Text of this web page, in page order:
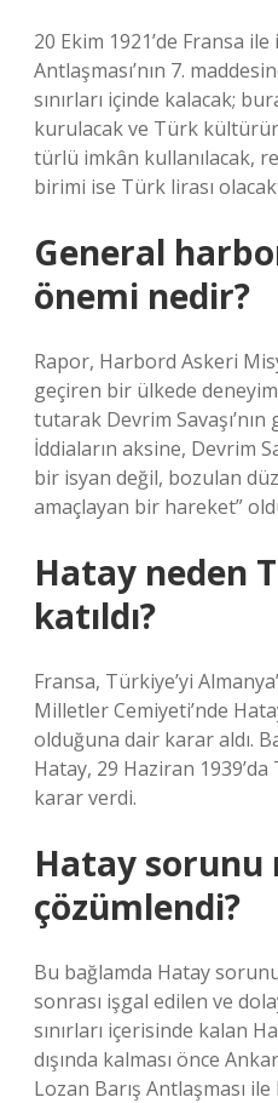
20 Ekim 1921’de Fransa
Antlaşması’nın 7.
sınırları içinde kalacak;
kurulacak ve Türk
türlü imkân kullanılacak,
birimi ise Türk lirası
General
önemi nedir?
Rapor, Harbord Askeri
geçiren bir ülkede
tutarak Devrim
İddiaların aksine, Devrim
bir isyan değil, bozulan
amaçlayan bir hareket”
Hatay neden
katıldı?
Fransa, Türkiye’yi
Milletler Cemiyeti’nde
olduğuna dair karar aldı.
Hatay, 29 Haziran 1939’da
karar verdi.
Hatay sorunu
çözümlendi?
Bu bağlamda Hatay
sonrası işgal edilen ve
sınırları içerisinde kalan
dışında kalması önce
Lozan Barış Antlaşması